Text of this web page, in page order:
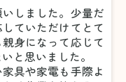
しました。少量だ
ていただけてとて
身になって応じて
と思いました。
具や家電も手際よ